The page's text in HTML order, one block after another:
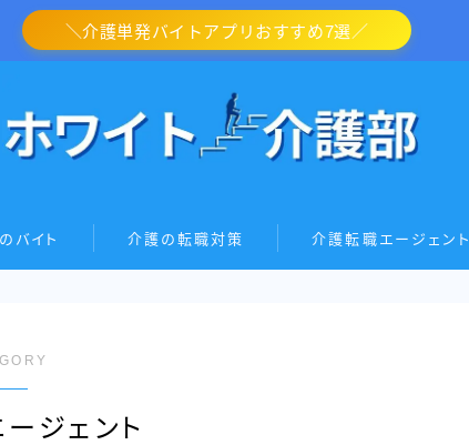
＼介護単発バイトアプリおすすめ7選／
バイト 介護の転職対策 介護転職エージェント
ジェント